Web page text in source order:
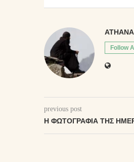
Follow
previous post
Η ΦΩΤΟΓΡΑΦΊΑ ΤΗΣ